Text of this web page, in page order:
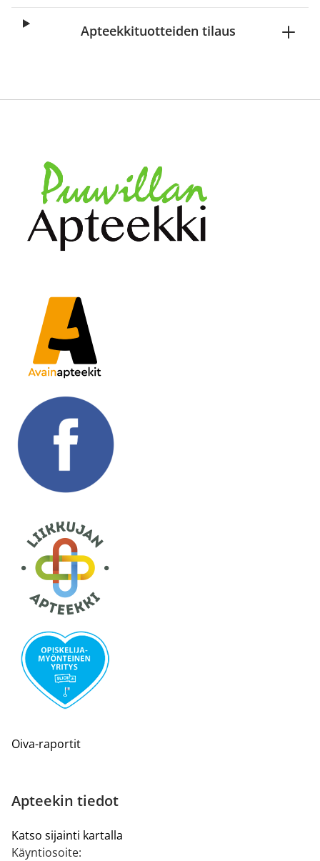
Apteekkituotteiden tilaus
Oiva-raportit
Apteekin tiedot
Katso sijainti kartalla
Käyntiosoite: